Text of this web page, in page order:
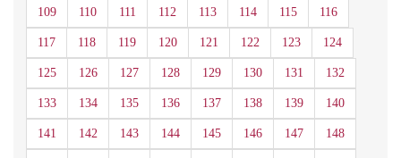
109 110 111 112 113 114 115 116
117 118 119 120 121 122 123 124
125 126 127 128 129 130 131 132
133 134 135 136 137 138 139 140
141 142 143 144 145 146 147 148